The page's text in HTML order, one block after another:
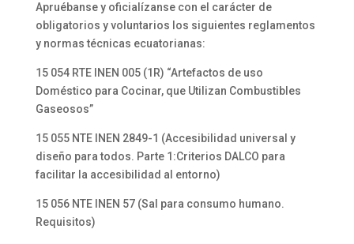
Apruébanse y oficialízanse con el carácter de
obligatorios y voluntarios los siguientes reglamentos
y normas técnicas ecuatorianas:
15 054 RTE INEN 005 (1R) “Artefactos de uso
Doméstico para Cocinar, que Utilizan Combustibles
Gaseosos”
15 055 NTE INEN 2849-1 (Accesibilidad universal y
diseño para todos. Parte 1:Criterios DALCO para
facilitar la accesibilidad al entorno)
15 056 NTE INEN 57 (Sal para consumo humano.
Requisitos)